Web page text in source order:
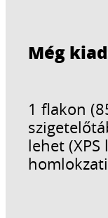
Még
1 flakon
lehet